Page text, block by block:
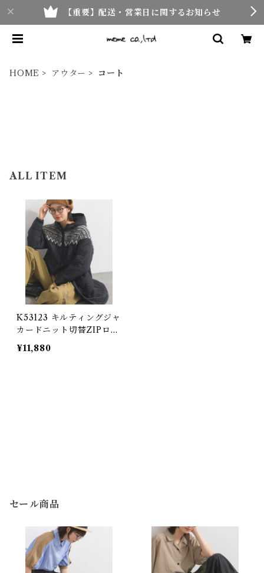
【重要】配送・営業日に関するお知らせ
HOME アウター コート
ALL ITEM
K53123 キルティングジャ
カードニット切替ZIPロン
グパーカー / Quilted Jac
quard Knit Combinatio
¥11,880
セール商品